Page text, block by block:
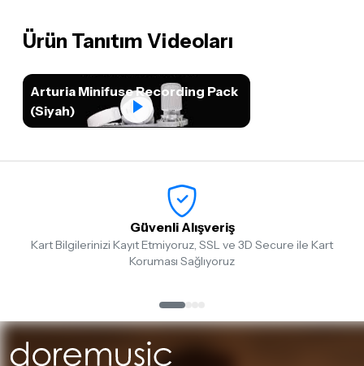
Ürün Tanıtım Videoları
Arturia Minifuse Recording Pack
(Siyah)
Güvenli Alışveriş
Kart Bilgilerinizi Kayıt Etmiyoruz, SSL ve 3D Secure ile Kart
Koruması Sağlıyoruz